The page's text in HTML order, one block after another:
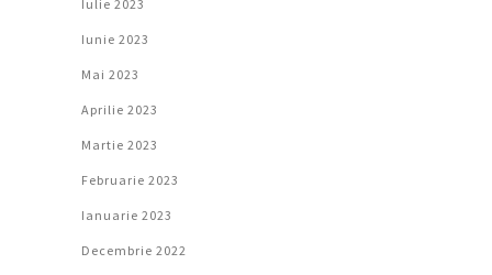
Iulie 2023
Iunie 2023
Mai 2023
Aprilie 2023
Martie 2023
Februarie 2023
Ianuarie 2023
Decembrie 2022